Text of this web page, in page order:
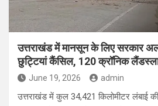
उत्तराखंड में मानसून के लिए सरकार
छुट्टियां कैंसिल, 120 क्रॉनिक
June 19, 2026 admin
उत्तराखंड में कुल 34,421 किलोमीटर लंबाई